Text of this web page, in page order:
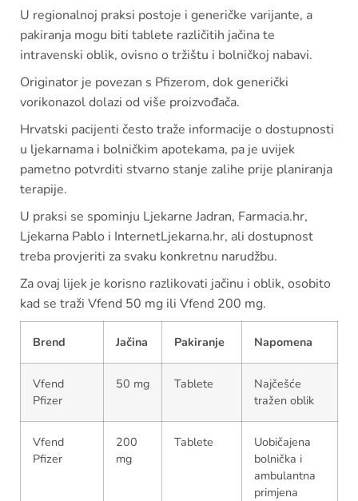
U regionalnoj praksi postoje i generičke varijante, a
pakiranja mogu biti tablete različitih jačina te
intravenski oblik, ovisno o tržištu i bolničkoj nabavi.
Originator je povezan s Pfizerom, dok generički
vorikonazol dolazi od više proizvođača.
Hrvatski pacijenti često traže informacije o dostupnosti
u ljekarnama i bolničkim apotekama, pa je uvijek
pametno potvrditi stvarno stanje zalihe prije planiranja
terapije.
U praksi se spominju Ljekarne Jadran, Farmacia.hr,
Ljekarna Pablo i InternetLjekarna.hr, ali dostupnost
treba provjeriti za svaku konkretnu narudžbu.
Za ovaj lijek je korisno razlikovati jačinu i oblik, osobito
kad se traži Vfend 50 mg ili Vfend 200 mg.
Brend Jačina Pakiranje Napomena
Vfend
Pfizer
50 mg Tablete
Najčešće
tražen oblik
Vfend
Pfizer
200
mg
Tablete
Uobičajena
bolnička i
ambulantna
primjena